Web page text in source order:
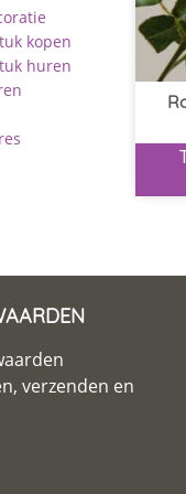
kopen
huren
verzenden en